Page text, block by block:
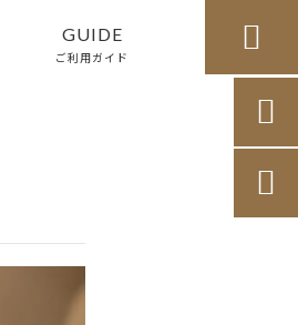
GUIDE
ご利用ガイド


